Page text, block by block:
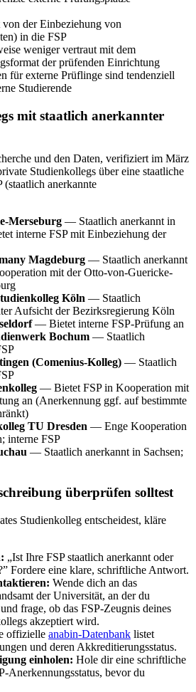
der Einbeziehung von
in die FSP
weniger vertraut mit dem
der prüfenden Einrichtung
für externe Prüflinge sind tendenziell
Studierende
mit staatlich anerkannter
und den Daten, verifiziert im März
Studienkollegs über eine staatliche
anerkannte
Merseburg — Staatlich anerkannt in
interne FSP mit Einbeziehung der
Magdeburg — Staatlich anerkannt
mit der Otto-von-Guericke-
Köln — Staatlich
Aufsicht der Bezirksregierung Köln
— Bietet interne FSP-Prüfung an
Bochum — Staatlich
(Comenius-Kolleg) — Staatlich
— Bietet FSP in Kooperation mit
an (Anerkennung ggf. auf bestimmte
TU Dresden — Enge Kooperation
interne FSP
— Staatlich anerkannt in Sachsen;
überprüfen solltest
Studienkolleg entscheidest, kläre
„Ist Ihre FSP staatlich anerkannt oder
Fordere eine klare, schriftliche Antwort.
Wende dich an das
der Universität, an der du
frage, ob das FSP-Zeugnis deines
akzeptiert wird.
offizielle anabin-Datenbank listet
und deren Akkreditierungsstatus.
einholen: Hole dir eine schriftliche
Anerkennungsstatus, bevor du